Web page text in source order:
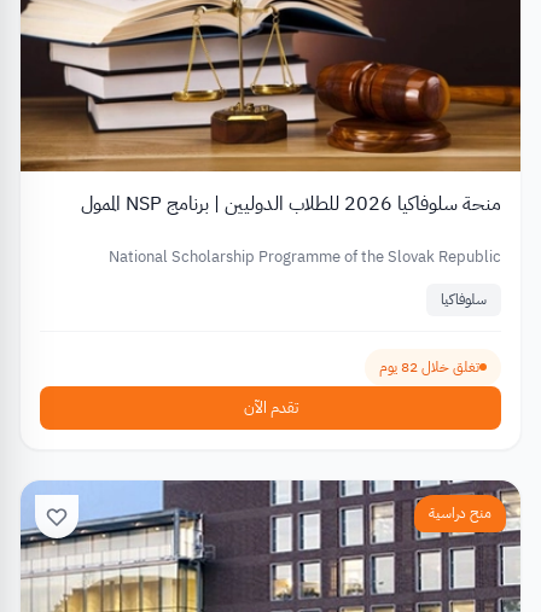
منحة سلوفاكيا 2026 للطلاب الدوليين | برنامج NSP الممول
National Scholarship Programme of the Slovak Republic
سلوفاكيا
تغلق خلال 82 يوم
تقدم الآن
منح دراسية